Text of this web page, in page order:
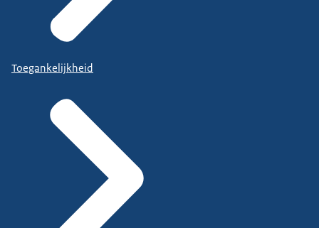
Toegankelijkheid